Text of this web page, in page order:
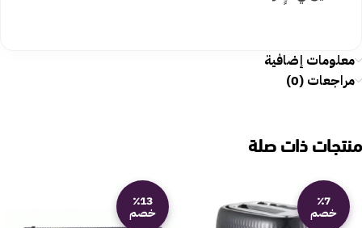
معلومات إضافية
مراجعات (0)
منتجات ذات صلة
٪7
خصم
٪13
خصم